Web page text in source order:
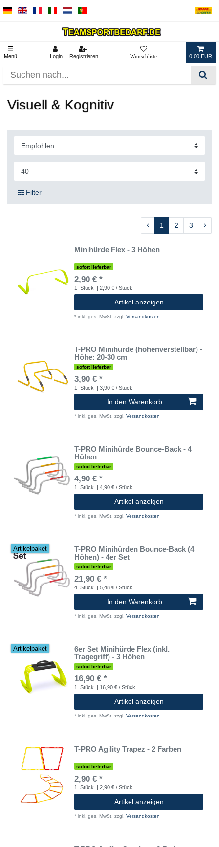
☰
Menü Login Registrieren 0,00 EUR
Visuell & Kognitiv
Filter
1 2 3
Minihürde Flex - 3 Höhen
sofort lieferbar
2,90 € *
1 Stück | 2,90 € / Stück
Artikel anzeigen
* inkl. ges. MwSt. zzgl. Versandkosten
T-PRO Minihürde (höhenverstellbar) -
Höhe: 20-30 cm
sofort lieferbar
3,90 € *
1 Stück | 3,90 € / Stück
In den Warenkorb
* inkl. ges. MwSt. zzgl. Versandkosten
T-PRO Minihürde Bounce-Back - 4
Höhen
sofort lieferbar
4,90 € *
1 Stück | 4,90 € / Stück
Artikel anzeigen
* inkl. ges. MwSt. zzgl. Versandkosten
Artikelpaket
T-PRO Minihürden Bounce-Back (4
Höhen) - 4er Set
sofort lieferbar
21,90 € *
4 Stück | 5,48 € / Stück
In den Warenkorb
* inkl. ges. MwSt. zzgl. Versandkosten
Artikelpaket
6er Set Minihürde Flex (inkl.
Tragegriff) - 3 Höhen
sofort lieferbar
16,90 € *
1 Stück | 16,90 € / Stück
Artikel anzeigen
* inkl. ges. MwSt. zzgl. Versandkosten
T-PRO Agility Trapez - 2 Farben
sofort lieferbar
2,90 € *
1 Stück | 2,90 € / Stück
Artikel anzeigen
* inkl. ges. MwSt. zzgl. Versandkosten